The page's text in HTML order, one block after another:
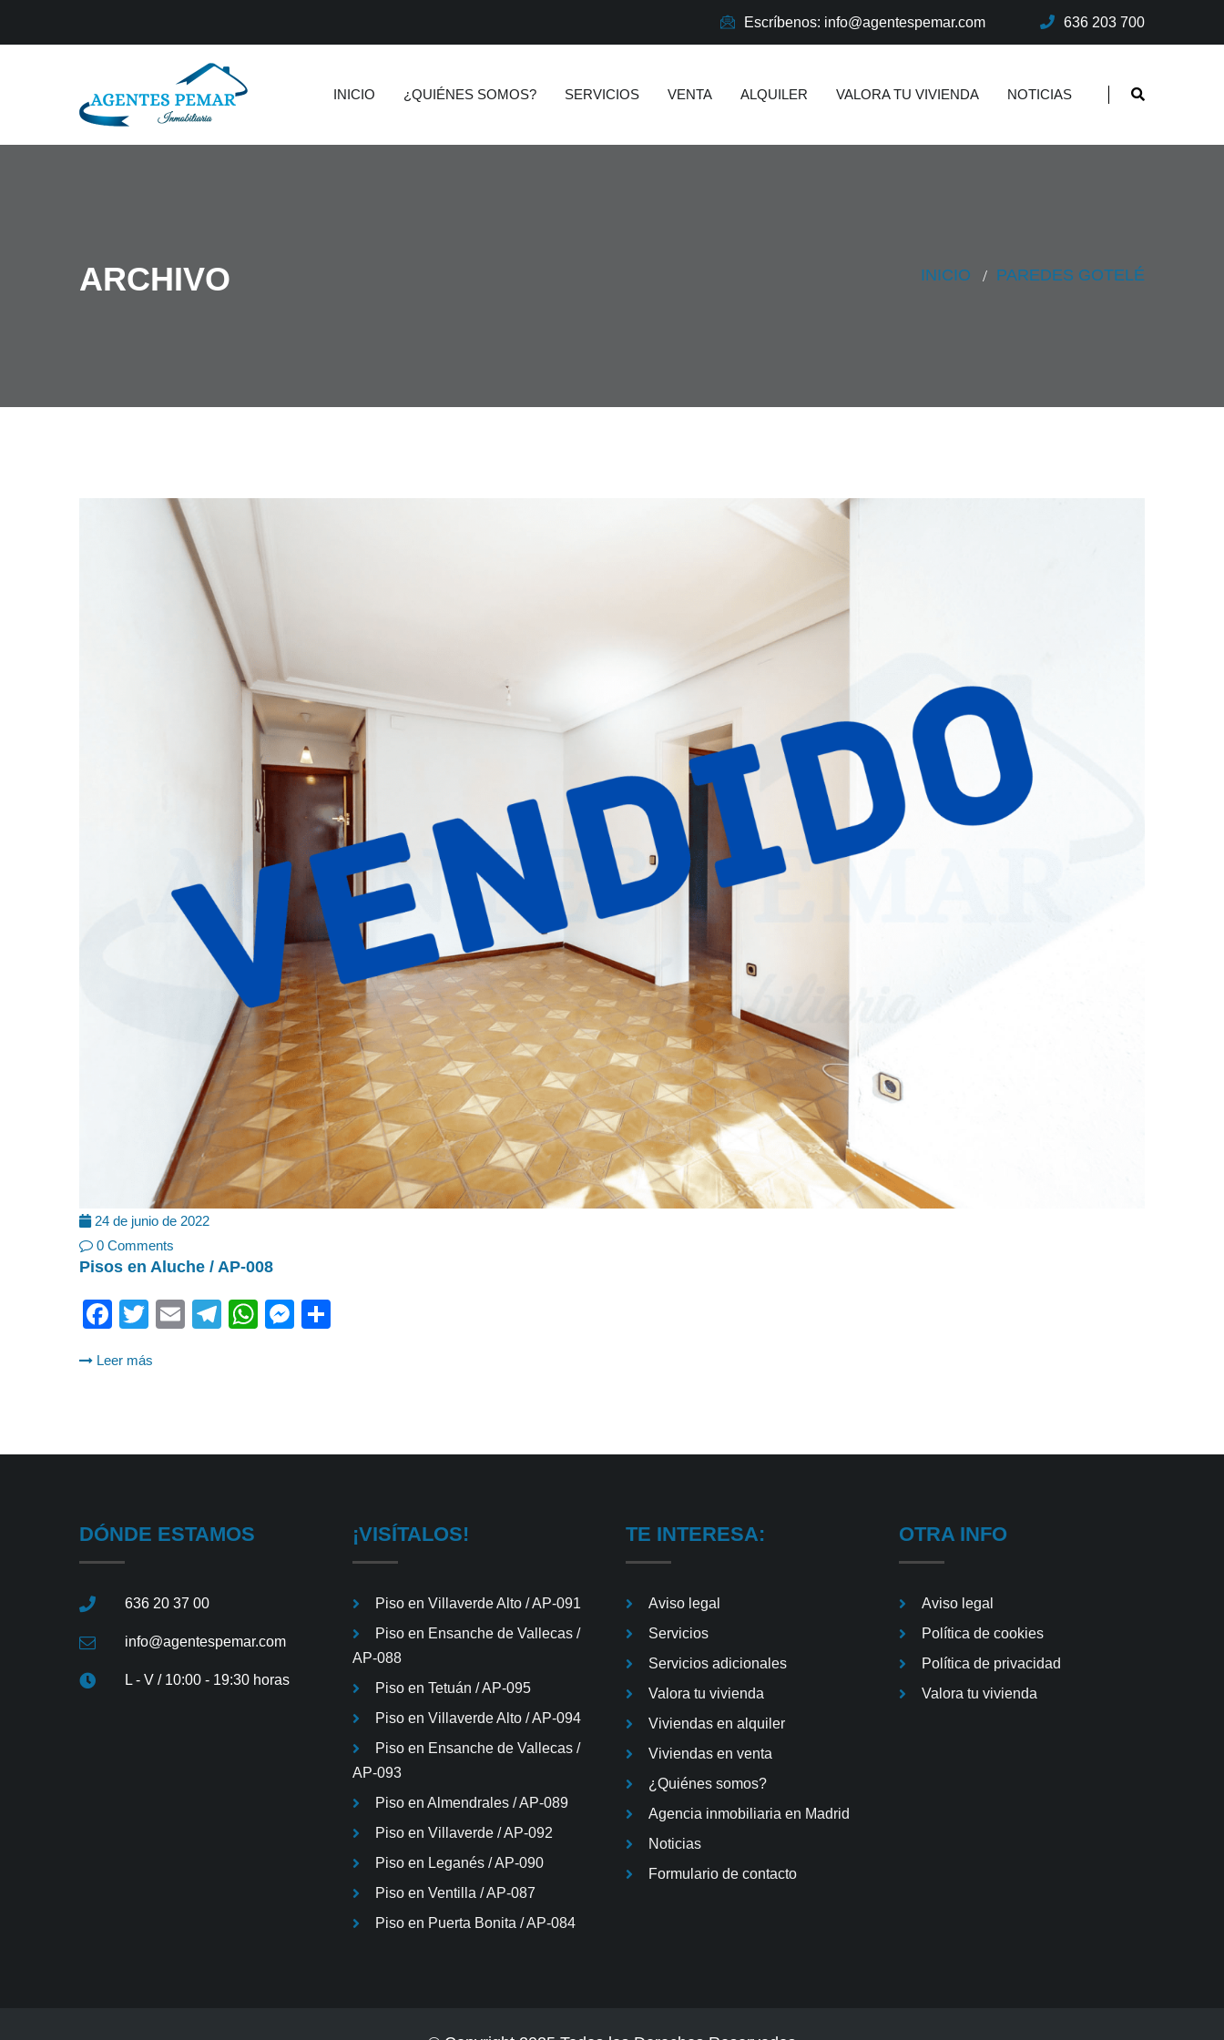
Escríbenos: info@agentespemar.com 636 203 700
INICIO ¿QUIÉNES SOMOS? SERVICIOS VENTA ALQUILER VALORA TU VIVIENDA NOTICIAS
ARCHIVO INICIO PAREDES GOTELÉ
24 de junio de 2022
0 Comments
Pisos en Aluche / AP-008
Facebook
Twitter
EmailTelegram
WhatsApp
Messenger
Leer más
DÓNDE ESTAMOS
636 20 37 00
info@agentespemar.com
L - V / 10:00 - 19:30 horas
¡VISÍTALOS!
Piso en Villaverde Alto / AP-091
Piso en Ensanche de Vallecas /
AP-088
Piso en Tetuán / AP-095
Piso en Villaverde Alto / AP-094
Piso en Ensanche de Vallecas /
AP-093
Piso en Almendrales / AP-089
Piso en Villaverde / AP-092
Piso en Leganés / AP-090
Piso en Ventilla / AP-087
Piso en Puerta Bonita / AP-084
TE INTERESA:
Aviso legal
Servicios
Servicios adicionales
Valora tu vivienda
Viviendas en alquiler
Viviendas en venta
¿Quiénes somos?
Agencia inmobiliaria en Madrid
Noticias
Formulario de contacto
OTRA INFO
Aviso legal
Política de cookies
Política de privacidad
Valora tu vivienda